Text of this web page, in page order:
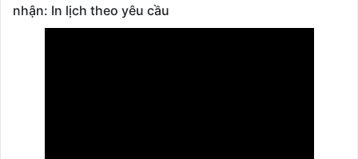
nhận: In lịch theo yêu cầu